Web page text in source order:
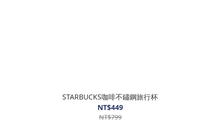
STARBUCKS咖啡不鏽鋼旅行杯
NT$449
NT$799